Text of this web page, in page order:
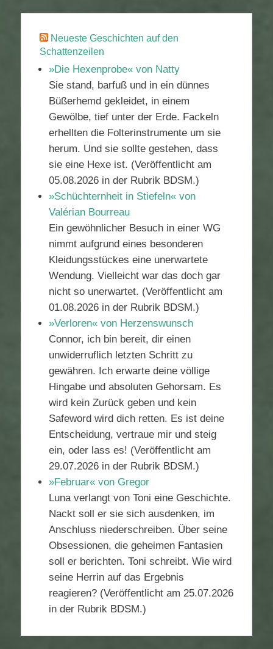
Neueste Geschichten auf den
Schattenzeilen
»Die Hexenprobe« von Natty
Sie stand, barfuß und in ein dünnes
Büßerhemd gekleidet, in einem
Gewölbe, tief unter der Erde. Fackeln
erhellten die Folterinstrumente um sie
herum. Und sie sollte gestehen, dass
sie eine Hexe ist. (Veröffentlicht am
05.08.2026 in der Rubrik BDSM.)
»Schüchternheit in Stiefeln« von
Valérian Bourreau
Ein gewöhnlicher Besuch in einer WG
nimmt aufgrund eines besonderen
Kleidungsstückes eine unerwartete
Wendung. Vielleicht war das doch gar
nicht so unerwartet. (Veröffentlicht am
01.08.2026 in der Rubrik BDSM.)
»Verloren« von Herzenswunsch
Connor, ich bin bereit, dir einen
unwiderruflich letzten Schritt zu
gewähren. Ich erwarte deine völlige
Hingabe und absoluten Gehorsam. Es
wird kein Zurück geben und kein
Safeword wird dich retten. Es ist deine
Entscheidung, vertraue mir und steig
ein, oder lass es! (Veröffentlicht am
29.07.2026 in der Rubrik BDSM.)
»Februar« von Gregor
Luna verlangt von Toni eine Geschichte.
Nackt soll er sie sich ausdenken, im
Anschluss niederschreiben. Über seine
Obsessionen, die geheimen Fantasien
soll er berichten. Toni schreibt. Wie wird
seine Herrin auf das Ergebnis
reagieren? (Veröffentlicht am 25.07.2026
in der Rubrik BDSM.)